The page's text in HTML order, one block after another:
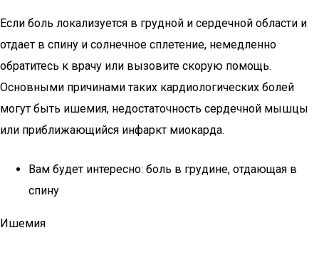
Если боль локализуется в грудной и сердечной области и
отдает в спину и солнечное сплетение, немедленно
обратитесь к врачу или вызовите скорую помощь.
Основными причинами таких кардиологических болей
могут быть ишемия, недостаточность сердечной мышцы
или приближающийся инфаркт миокарда.
Вам будет интересно: боль в грудине, отдающая в
спину
Ишемия